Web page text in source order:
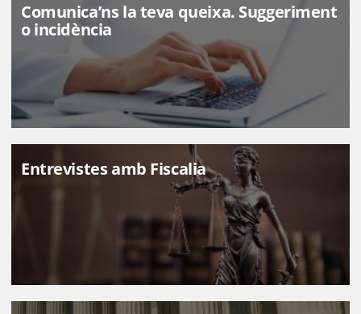
Comunica’ns la teva queixa. Suggeriment
o incidència
Entrevistes amb Fiscalia